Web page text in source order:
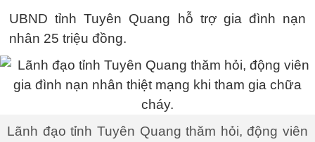
UBND tỉnh Tuyên Quang hỗ trợ gia đình nạn
nhân 25 triệu đồng.
Lãnh đạo tỉnh Tuyên Quang thăm hỏi, động viên